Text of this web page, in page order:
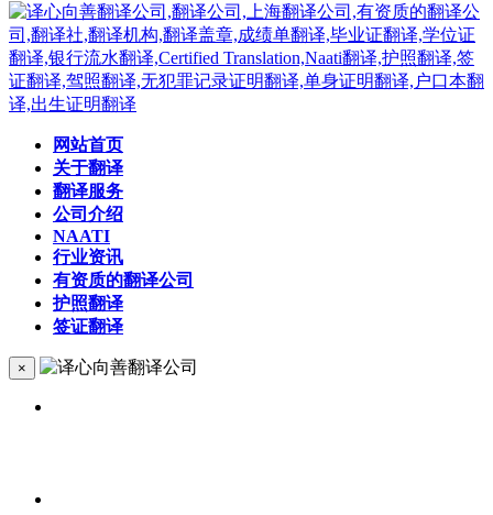
网站首页
关于翻译
翻译服务
公司介绍
NAATI
行业资讯
有资质的翻译公司
护照翻译
签证翻译
×